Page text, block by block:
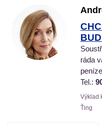
ráda
Tel.:
Výklad
Ťing